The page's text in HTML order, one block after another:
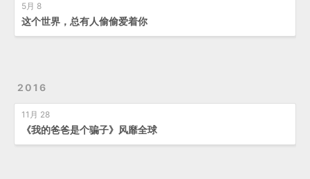
5月 8
这个世界，总有人偷偷爱着你
2016
11月 28
《我的爸爸是个骗子》风靡全球